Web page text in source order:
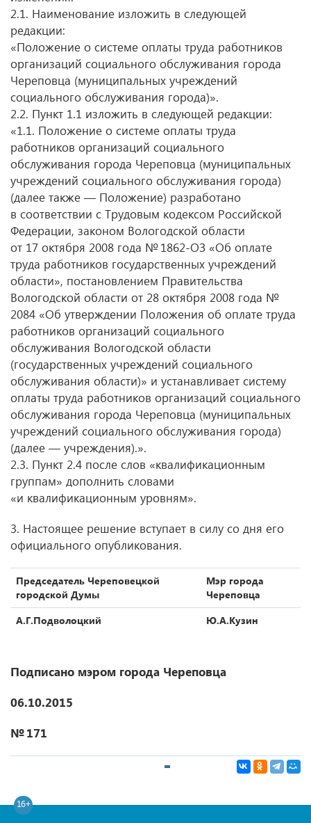
2.1. Наименование изложить в следующей
редакции:
«Положение о системе оплаты труда работников
организаций социального обслуживания города
Череповца (муниципальных учреждений
социального обслуживания города)».
2.2. Пункт 1.1 изложить в следующей редакции:
«1.1. Положение о системе оплаты труда
работников организаций социального
обслуживания города Череповца (муниципальных
учреждений социального обслуживания города)
(далее также — Положение) разработано
в соответствии с Трудовым кодексом Российской
Федерации, законом Вологодской области
от 17 октября 2008 года № 1862-ОЗ «Об оплате
труда работников государственных учреждений
области», постановлением Правительства
Вологодской области от 28 октября 2008 года №
2084 «Об утверждении Положения об оплате труда
работников организаций социального
обслуживания Вологодской области
(государственных учреждений социального
обслуживания области)» и устанавливает систему
оплаты труда работников организаций социального
обслуживания города Череповца (муниципальных
учреждений социального обслуживания города)
(далее — учреждения).».
2.3. Пункт 2.4 после слов «квалификационным
группам» дополнить словами
«и квалификационным уровням».
3. Настоящее решение вступает в силу со дня его
официального опубликования.
Председатель Череповецкой
городской Думы
Мэр города
Череповца
А.Г.Подволоцкий
Ю.А.Кузин
Подписано мэром города Череповца
06.10.2015
№ 171
16+